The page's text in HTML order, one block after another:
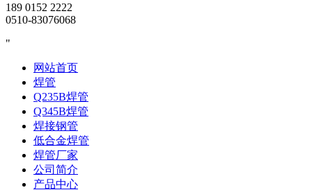
189 0152 2222
0510-83076068
网站首页
焊管
Q235B焊管
Q345B焊管
焊接钢管
低合金焊管
焊管厂家
公司简介
产品中心